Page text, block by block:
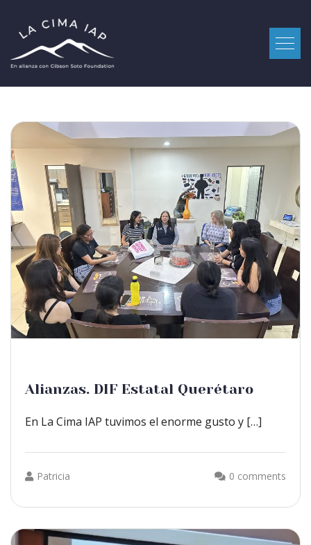
Alianzas. DIF Estatal Querétaro
En La Cima IAP tuvimos el enorme gusto y […]
Patricia 0 comments